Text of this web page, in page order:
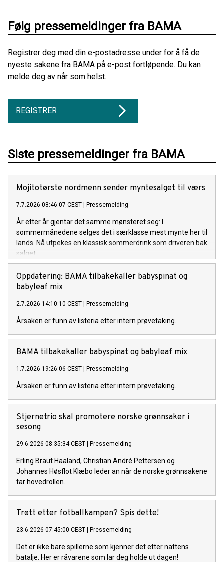
Følg pressemeldinger fra BAMA
Registrer deg med din e-postadresse under for å få de
nyeste sakene fra BAMA på e-post fortløpende. Du kan
melde deg av når som helst.
REGISTRER
Siste pressemeldinger fra BAMA
Mojitotørste nordmenn sender myntesalget til værs
7.7.2026 08:46:07 CEST | Pressemelding
År etter år gjentar det samme mønsteret seg: I
sommermånedene selges det i særklasse mest mynte her til
lands. Nå utpekes en klassisk sommerdrink som driveren bak
salget.
Oppdatering: BAMA tilbakekaller babyspinat og
babyleaf mix
2.7.2026 14:10:10 CEST | Pressemelding
Årsaken er funn av listeria etter intern prøvetaking.
BAMA tilbakekaller babyspinat og babyleaf mix
1.7.2026 19:26:06 CEST | Pressemelding
Årsaken er funn av listeria etter intern prøvetaking.
Stjernetrio skal promotere norske grønnsaker i
sesong
29.6.2026 08:35:34 CEST | Pressemelding
Erling Braut Haaland, Christian André Pettersen og
Johannes Høsflot Klæbo leder an når de norske grønnsakene
tar hovedrollen.
Trøtt etter fotballkampen? Spis dette!
23.6.2026 07:45:00 CEST | Pressemelding
Det er ikke bare spillerne som kjenner det etter nattens
batalje. Her er råvarene som lar deg holde ut dagen!